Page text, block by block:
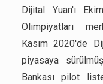
Dijital Yuan'ı
Olimpiyatları
Kasım 2020'de
piyasaya
Bankası pilot